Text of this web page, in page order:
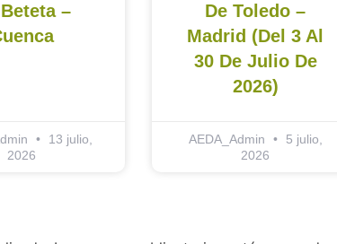
–
13 julio,
2026
De Toledo –
Madrid (del 3 Al
30 De Julio De
2026)
AEDA_Admin
5 julio,
2026